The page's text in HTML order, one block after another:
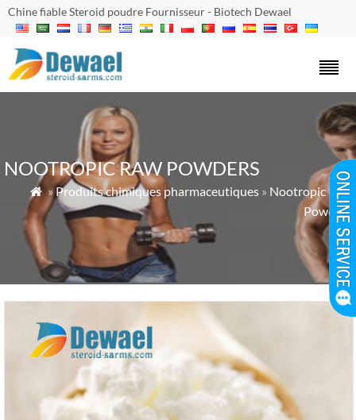
Chine fiable Steroid poudre Fournisseur - Biotech Dewael
NOOTROPIC RAW POWDERS
 »Produits chimiques pharmaceutiques » Nootropic Raw
Powders